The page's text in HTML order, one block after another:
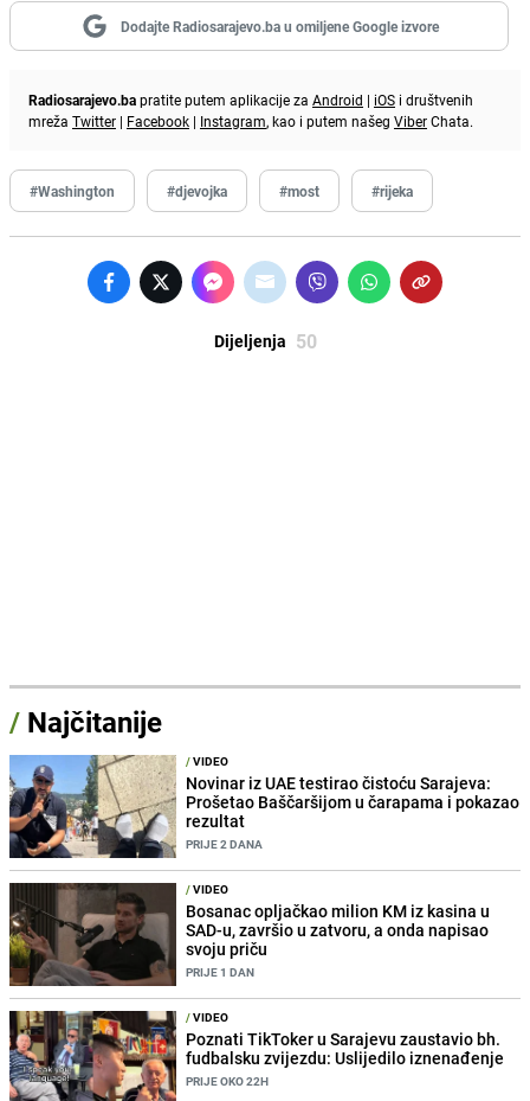
Dodajte Radiosarajevo.ba u omiljene Google izvore
Radiosarajevo.bapratite putem aplikacije za Android | iOS i društvenih
mreža Twitter | Facebook | Instagram, kao i putem našeg ViberChata.
#Washington #djevojka #most #rijeka
Dijeljenja 50
/ Najčitanije
/VIDEO
Novinar iz UAE testirao čistoću Sarajeva:
Prošetao Baščaršijom u čarapama i pokazao
rezultat
PRIJE 2 DANA
/VIDEO
Bosanac opljačkao milion KM iz kasina u
SAD-u, završio u zatvoru, a onda napisao
svoju priču
PRIJE 1 DAN
/VIDEO
Poznati TikToker u Sarajevu zaustavio bh.
fudbalsku zvijezdu: Uslijedilo iznenađenje
PRIJE OKO 22H